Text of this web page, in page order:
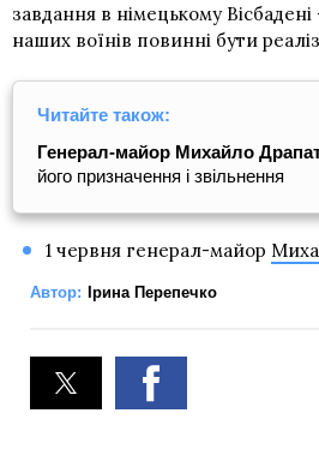
завдання в німецькому
наших воїнів повинні бути
Читайте також:
Генерал-майор Михайло
його призначення і звільнення
1 червня генерал-майор
Автор: Ірина Перепечко